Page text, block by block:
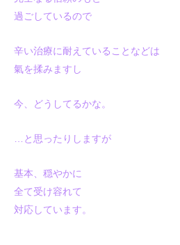
過ごしているので
辛い治療に耐えていることなどは
氣を揉みますし
今、どうしてるかな。
…と思ったりしますが
基本、穏やかに
全て受け容れて
対応しています。